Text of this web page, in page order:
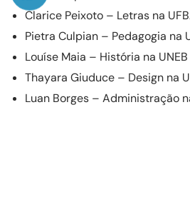
Clarice Peixoto – Letras na
Pietra Culpian – Pedagogia na
Louíse Maia – História na UNEB
Thayara Giuduce – Design na
Luan Borges – Administração